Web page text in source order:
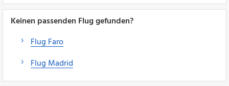
Keinen passenden Flug gefunden?
Flug Faro
Flug Madrid